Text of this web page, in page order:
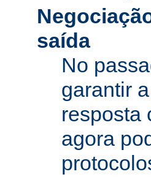
saída
No
garantir
resposta
agora